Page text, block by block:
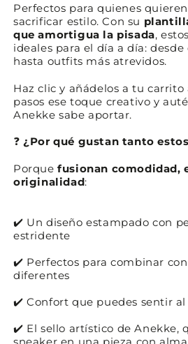
Perfectos para quienes
sacrificar estilo. Con su
que amortigua la pisada,
ideales para el día a día: desde
hasta outfits más atrevidos.
Haz clic y añádelos a tu carrito
pasos ese toque creativo y
Anekke sabe aportar.
❓¿Por qué gustan tanto
Porquefusionan comodidad,
originalidad:
✔️ Un diseño estampado con
estridente
✔️ Perfectos para combinar
diferentes
✔️ Confort que puedes sentir
✔️ El sello artístico de Anekke,